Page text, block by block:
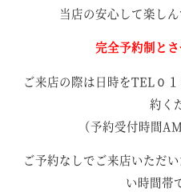
当店の安心して楽し
完全予約制とさ
ご来店の際は日時をTEL０
約く
（予約受付時間
ご予約なしでご来店いただ
い時間帯